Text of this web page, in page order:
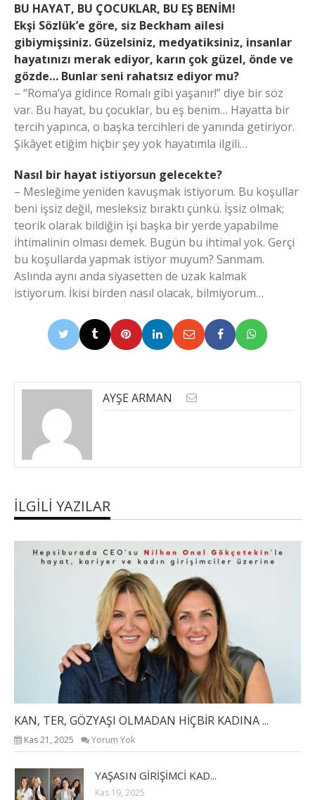
BU HAYAT, BU ÇOCUKLAR, BU EŞ BENİM!
Ekşi Sözlük’e göre, siz Beckham ailesi
gibiymişsiniz. Güzelsiniz, medyatiksiniz, insanlar
hayatınızı merak ediyor, karın çok güzel, önde ve
gözde… Bunlar seni rahatsız ediyor mu?
– “Roma’ya gidince Romalı gibi yaşanır!” diye bir söz
var. Bu hayat, bu çocuklar, bu eş benim… Hayatta bir
tercih yapınca, o başka tercihleri de yanında getiriyor.
Şikâyet etiğim hiçbir şey yok hayatımla ilgili…
Nasıl bir hayat istiyorsun gelecekte?
– Mesleğime yeniden kavuşmak istiyorum. Bu koşullar
beni işsiz değil, mesleksiz bıraktı çünkü. İşsiz olmak;
teorik olarak bildiğin işi başka bir yerde yapabilme
ihtimalinin olması demek. Bugün bu ihtimal yok. Gerçi
bu koşullarda yapmak istiyor muyum? Sanmam.
Aslında aynı anda siyasetten de uzak kalmak
istiyorum. İkisi birden nasıl olacak, bilmiyorum…
AYŞE ARMAN
İLGILI YAZILAR
KAN, TER, GÖZYAŞI OLMADAN HİÇBİR KADINA ...
Kas 21, 2025 Yorum Yok
YAŞASIN GİRİŞİMCİ KAD...
Kas 19, 2025